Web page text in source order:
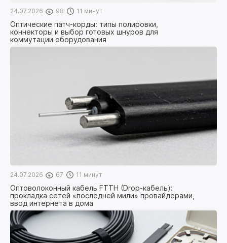
24.07.2026 98 11 минут
Оптические патч-корды: типы полировки,
коннекторы и выбор готовых шнуров для
коммутации оборудования
24.07.2026 67 11 минут
Оптоволоконный кабель FTTH (Drop-кабель):
прокладка сетей «последней мили» провайдерами,
ввод интернета в дома